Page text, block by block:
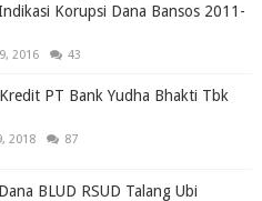
Korupsi Dana Bansos 2011-
2016 43
PT Bank Yudha Bhakti Tbk
2018 87
BLUD RSUD Talang Ubi